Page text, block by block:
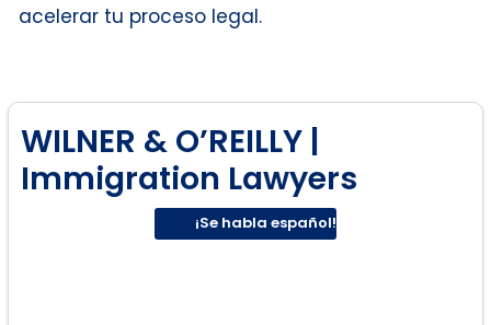
acelerar tu proceso legal.
WILNER & O’REILLY |
Immigration Lawyers
¡Se habla español!